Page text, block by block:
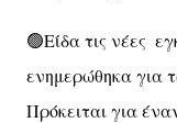
🟢Είδα τις νέες
ενημερώθηκα για
Πρόκειται για